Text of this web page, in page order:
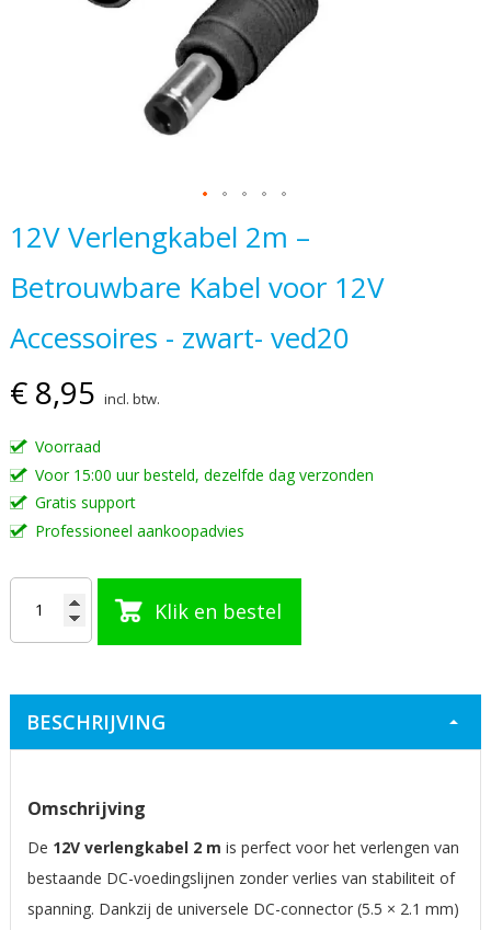
Ga
naar
het
van
afbeeldingen-
gallerij
12V Verlengkabel 2m –
Betrouwbare Kabel voor 12V
Accessoires - zwart- ved20
€ 8,95 incl. btw.
Voorraad
Voor 15:00 uur besteld, dezelfde dag verzonden
Gratis support
Professioneel aankoopadvies
Klik en bestel
BESCHRIJVING
Omschrijving
De 12V verlengkabel 2 m is perfect voor het verlengen van
bestaande DC-voedingslijnen zonder verlies van stabiliteit of
spanning. Dankzij de universele DC-connector (5.5 × 2.1 mm)